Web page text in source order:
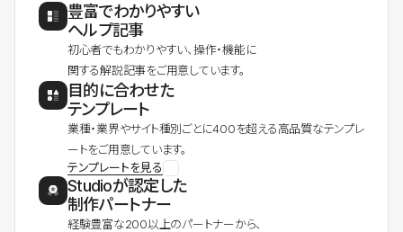
豊富でわかりやすい
ヘルプ記事
初心者でもわかりやすい、操作・機能に
関する解説記事をご用意しています。
目的に合わせた
テンプレート
業種・業界やサイト種別ごとに400を超える高品質なテンプレ
ートをご用意しています。
テンプレートを見る
Studioが認定した
制作パートナー
経験豊富な200以上のパートナーから、